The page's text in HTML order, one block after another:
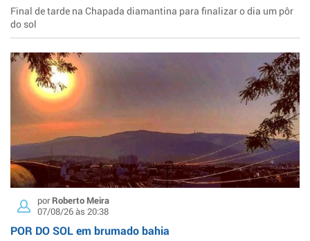
Final de tarde na Chapada diamantina para finalizar o dia um pôr
do sol
porRoberto Meira
07/08/26 às 20:38
POR DO SOL em brumado bahia